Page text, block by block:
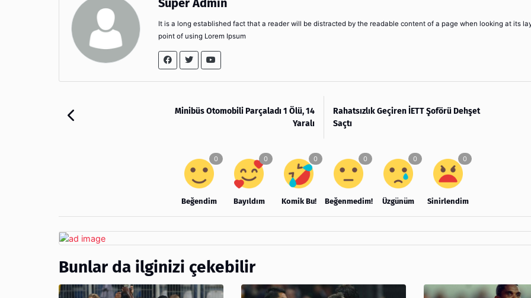
It is a long established fact that a reader will be distracted by the readable content of a page when looking at its
point of using Lorem Ipsum
Minibüs Otomobili Parçaladı 1 Ölü, 14
Yaralı
Rahatsızlık Geçiren İETT Şoförü Dehşet
Saçtı
Beğendim Bayıldım Komik Bu! Beğenmedim! Üzgünüm Sinirlendim
Bunlar da ilginizi çekebilir